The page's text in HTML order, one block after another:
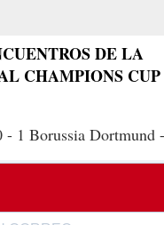
DE LA
CHAMPIONS CUP
- 1 Borussia Dortmund